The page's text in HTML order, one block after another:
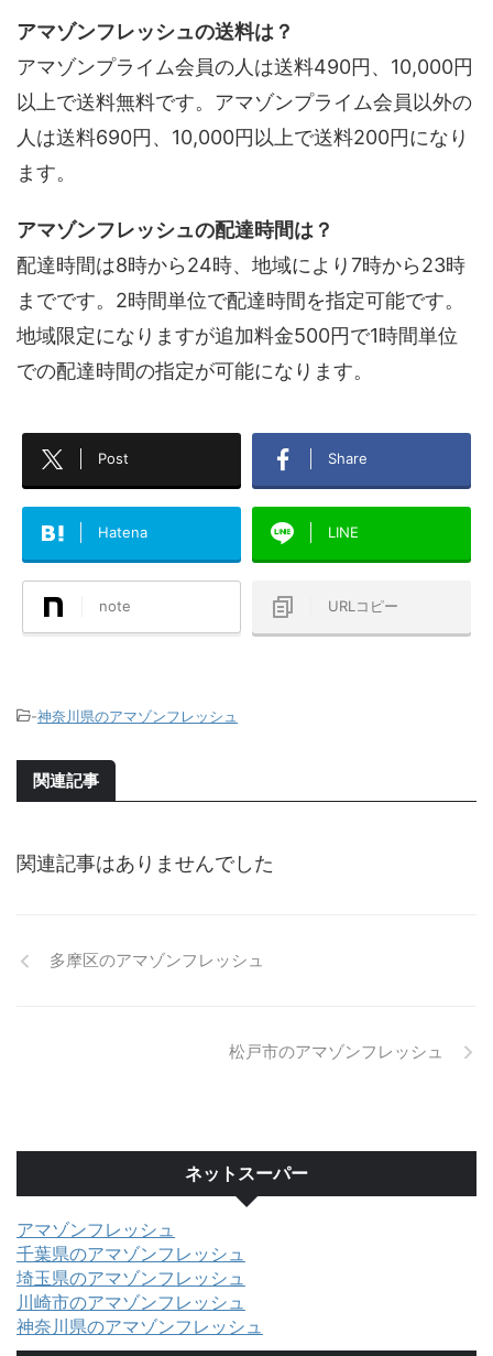
アマゾンフレッシュの送料は？
アマゾンプライム会員の人は送料490円、10,000円
以上で送料無料です。アマゾンプライム会員以外の
人は送料690円、10,000円以上で送料200円になり
ます。
アマゾンフレッシュの配達時間は？
配達時間は8時から24時、地域により7時から23時
までです。2時間単位で配達時間を指定可能です。
地域限定になりますが追加料金500円で1時間単位
での配達時間の指定が可能になります。
Post Share
Hatena LINE
note URLコピー
-神奈川県のアマゾンフレッシュ
関連記事
関連記事はありませんでした
多摩区のアマゾンフレッシュ
松戸市のアマゾンフレッシュ
ネットスーパー
アマゾンフレッシュ
千葉県のアマゾンフレッシュ
埼玉県のアマゾンフレッシュ
川崎市のアマゾンフレッシュ
神奈川県のアマゾンフレッシュ